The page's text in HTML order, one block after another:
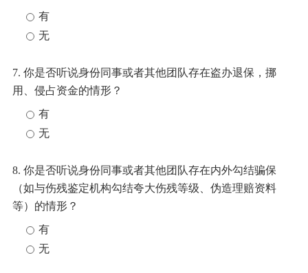
有
无
7. 你是否听说身份同事或者其他团队存在盗办退保，挪
用、侵占资金的情形？
有
无
8. 你是否听说身份同事或者其他团队存在内外勾结骗保
（如与伤残鉴定机构勾结夸大伤残等级、伪造理赔资料
等）的情形？
有
无